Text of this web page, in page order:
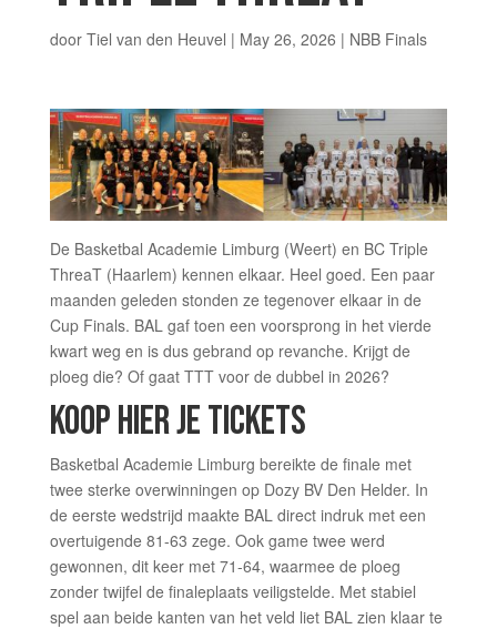
door Tiel van den Heuvel | May 26, 2026 | NBB Finals
De Basketbal Academie Limburg (Weert) en BC Triple
ThreaT (Haarlem) kennen elkaar. Heel goed. Een paar
maanden geleden stonden ze tegenover elkaar in de
Cup Finals. BAL gaf toen een voorsprong in het vierde
kwart weg en is dus gebrand op revanche. Krijgt de
ploeg die? Of gaat TTT voor de dubbel in 2026?
KOOP HIER JE TICKETS
Basketbal Academie Limburg bereikte de finale met
twee sterke overwinningen op Dozy BV Den Helder. In
de eerste wedstrijd maakte BAL direct indruk met een
overtuigende 81-63 zege. Ook game twee werd
gewonnen, dit keer met 71-64, waarmee de ploeg
zonder twijfel de finaleplaats veiligstelde. Met stabiel
spel aan beide kanten van het veld liet BAL zien klaar te